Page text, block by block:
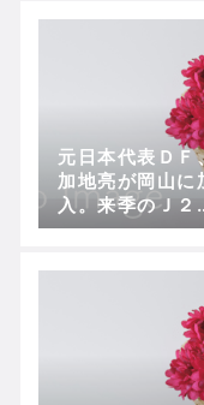
元日本代表ＤＦ
加地亮が岡山に
入。来季のＪ２
まさに魔境